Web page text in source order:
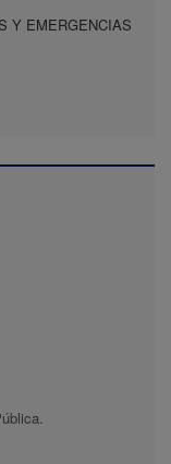
Y EMERGENCIAS